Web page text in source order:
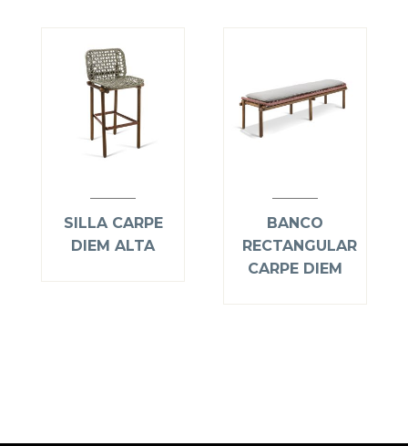
SILLA CARPE
DIEM ALTA
BANCO
RECTANGULAR
CARPE DIEM